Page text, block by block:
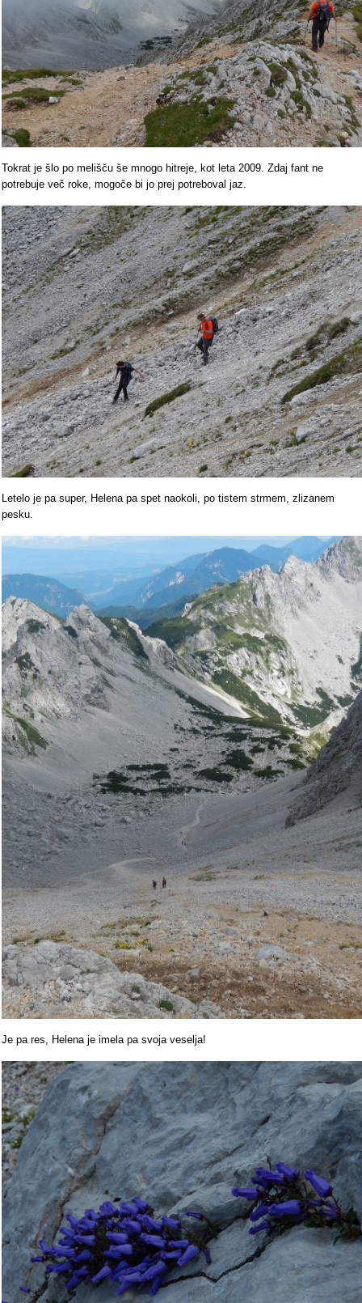
Tokrat je šlo po melišču še mnogo hitreje, kot leta 2009. Zdaj fant ne
potrebuje več roke, mogoče bi jo prej potreboval jaz.
Letelo je pa super, Helena pa spet naokoli, po tistem strmem, zlizanem
pesku.
Je pa res, Helena je imela pa svoja veselja!